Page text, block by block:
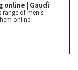
online | Gaudì
range of men's
online.